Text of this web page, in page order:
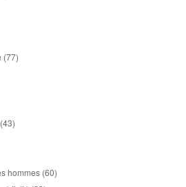
(77)
(43)
hommes (60)